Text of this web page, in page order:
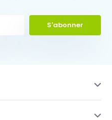
S'abonner